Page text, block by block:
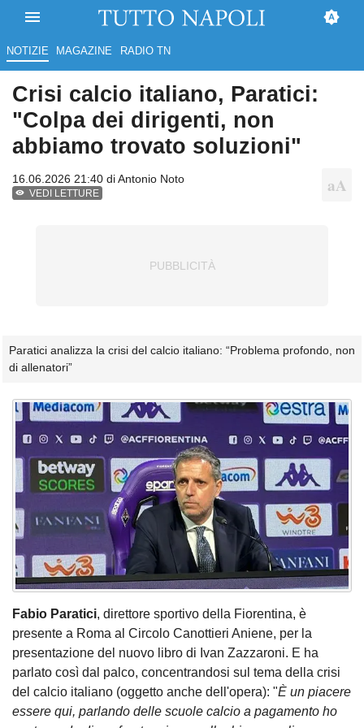
NOTIZIE MAGAZINE RADIO TN
Crisi calcio italiano, Paratici:
"Colpa dei dirigenti, non
abbiamo trovato soluzioni"
16.06.2026 21:40 diAntonio Noto
VEDI LETTURE
Paratici analizza la crisi del calcio italiano: “Problema profondo, non
di allenatori”
Fabio Paratici, direttore sportivo della Fiorentina, è
presente a Roma al Circolo Canottieri Aniene, per la
presentazione del nuovo libro di Ivan Zazzaroni. E ha
parlato così dal palco, concentrandosi sul tema della crisi
del calcio italiano (oggetto anche dell'opera): "È un piacere
essere qui, parlando delle scuole calcio a pagamento ho